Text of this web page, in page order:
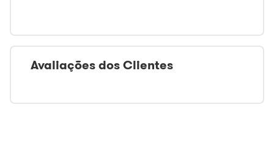
Avaliações dos Clientes